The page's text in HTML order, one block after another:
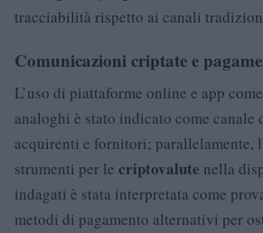
tracciabilità rispetto ai canali
Comunicazioni criptate e
L’uso di piattaforme online e app come
analoghi è stato indicato come canale
acquirenti e fornitori; parallelamente,
strumenti per le criptovalute nella
indagati è stata interpretata come
metodi di pagamento alternativi per